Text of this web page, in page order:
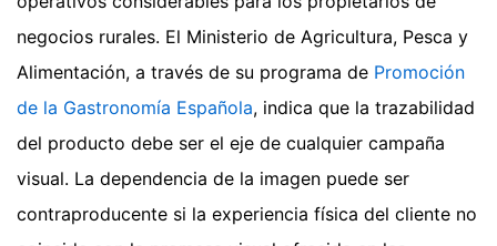
negocios rurales. El Ministerio de Agricultura, Pesca y
Alimentación, a través de su programa de Promoción
de la Gastronomía Española, indica que la trazabilidad
del producto debe ser el eje de cualquier campaña
visual. La dependencia de la imagen puede ser
contraproducente si la experiencia física del cliente no